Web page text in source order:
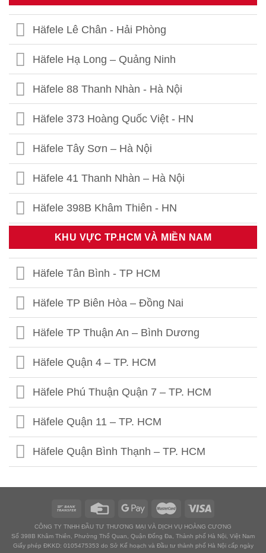
Häfele Lê Chân - Hải Phòng
Häfele Hạ Long – Quảng Ninh
Häfele 88 Thanh Nhàn - Hà Nội
Häfele 373 Hoàng Quốc Việt - HN
Häfele Tây Sơn – Hà Nội
Häfele 41 Thanh Nhàn – Hà Nội
Häfele 398B Khâm Thiên - HN
Häfele Thái Thịnh – Hà Nội
Häfele 459 Hoàng Quốc Việt - HN
Häfele 302 Khâm Thiên - HN
Häfele Kim Thành- Hải Dương
KHU VỰC TP.HCM VÀ MIỀN NAM
Häfele Tân Bình - TP HCM
Häfele TP Biên Hòa – Đồng Nai
Häfele TP Thuận An – Bình Dương
Häfele Quận 4 – TP. HCM
Häfele Phú Thuận Quận 7 – TP. HCM
Häfele Quận 11 – TP. HCM
Häfele Quận Bình Thạnh – TP. HCM
Häfele Tân Bình I – TP. HCM
Häfele Tân Bình II – TP. HCM
CÔNG TY TNHH ĐẦU TƯ THƯƠNG MẠI VÀ DỊCH VỤ HOÀNG CƯƠNG
Số 398B Khâm Thiên, Phường Thổ Quan, Quận Đống Đa, Thành phố Hà Nội, Việt Nam
Giấy phép ĐKKD: 0105475353 do Sở Kế hoạch và Đầu tư thành phố Hà Nội cấp ngày